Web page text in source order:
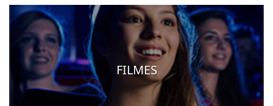
FILMES